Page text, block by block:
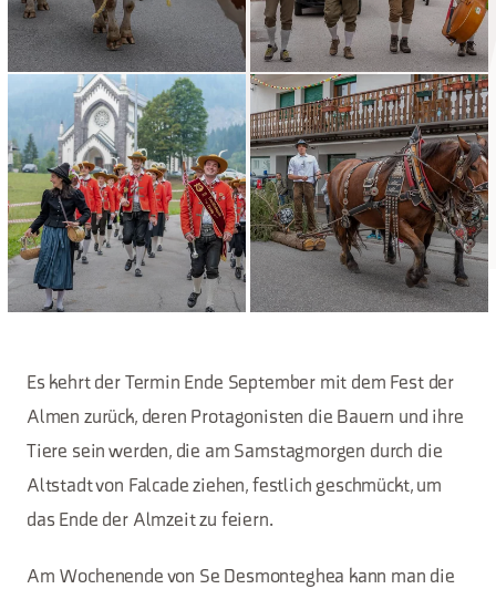
Es kehrt der Termin Ende September mit dem Fest der
Almen zurück, deren Protagonisten die Bauern und ihre
Tiere sein werden, die am Samstagmorgen durch die
Altstadt von Falcade ziehen, festlich geschmückt, um
das Ende der Almzeit zu feiern.
Am Wochenende von Se Desmonteghea kann man die